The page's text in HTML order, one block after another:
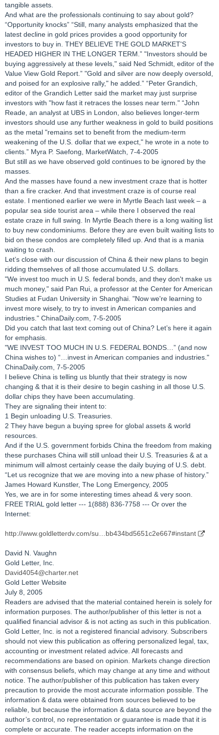
tangible assets.
And what are the professionals continuing to say about gold?
“Opportunity knocks” “Still, many analysts emphasized that the
latest decline in gold prices provides a good opportunity for
investors to buy in. THEY BELIEVE THE GOLD MARKET'S
HEADED HIGHER IN THE LONGER TERM.” "Investors should be
buying aggressively at these levels," said Ned Schmidt, editor of the
Value View Gold Report.” "Gold and silver are now deeply oversold,
and poised for an explosive rally," he added.” “Peter Grandich,
editor of the Grandich Letter said the market may just surprise
investors with "how fast it retraces the losses near term." “John
Reade, an analyst at UBS in London, also believes longer-term
investors should use any further weakness in gold to build positions
as the metal "remains set to benefit from the medium-term
weakening of the U.S. dollar that we expect," he wrote in a note to
clients.” Myra P. Saefong, MarketWatch, 7-4-2005
But still as we have observed gold continues to be ignored by the
masses.
And the masses have found a new investment craze that is hotter
than a fire cracker. And that investment craze is of course real
estate. I mentioned earlier we were in Myrtle Beach last week – a
popular sea side tourist area – while there I observed the real
estate craze in full swing. In Myrtle Beach there is a long waiting list
to buy new condominiums. Before they are even built waiting lists to
bid on these condos are completely filled up. And that is a mania
waiting to crash.
Let’s close with our discussion of China & their new plans to begin
ridding themselves of all those accumulated U.S. dollars.
"We invest too much in U.S. federal bonds, and they don't make us
much money," said Pan Rui, a professor at the Center for American
Studies at Fudan University in Shanghai. "Now we're learning to
invest more wisely, to try to invest in American companies and
industries." ChinaDaily.com, 7-5-2005
Did you catch that last text coming out of China? Let’s here it again
for emphasis.
"WE INVEST TOO MUCH IN U.S. FEDERAL BONDS…” (and now
China wishes to) “…invest in American companies and industries."
ChinaDaily.com, 7-5-2005
I believe China is telling us bluntly that their strategy is now
changing & that it is their desire to begin cashing in all those U.S.
dollar chips they have been accumulating.
They are signaling their intent to:
1 Begin unloading U.S. Treasuries.
2 They have begun a buying spree for global assets & world
resources.
And if the U.S. government forbids China the freedom from making
these purchases China will still unload their U.S. Treasuries & at a
minimum will almost certainly cease the daily buying of U.S. debt.
“Let us recognize that we are moving into a new phase of history.”
James Howard Kunstler, The Long Emergency, 2005
Yes, we are in for some interesting times ahead & very soon.
FREE TRIAL gold letter --- 1(888) 836-7758 --- Or over the
Internet:
http://www.goldletterdv.com/su…bb434bd5651c2e667#instant
David N. Vaughn
Gold Letter, Inc.
David4054@charter.net
Gold Letter Website
July 8, 2005
Readers are advised that the material contained herein is solely for
information purposes. The author/publisher of this letter is not a
qualified financial advisor & is not acting as such in this publication.
Gold Letter, Inc. is not a registered financial advisory. Subscribers
should not view this publication as offering personalized legal, tax,
accounting or investment related advice. All forecasts and
recommendations are based on opinion. Markets change direction
with consensus beliefs, which may change at any time and without
notice. The author/publisher of this publication has taken every
precaution to provide the most accurate information possible. The
information & data were obtained from sources believed to be
reliable, but because the information & data source are beyond the
author’s control, no representation or guarantee is made that it is
complete or accurate. The reader accepts information on the